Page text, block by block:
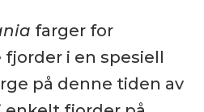
farger for
i en spesiell
på denne tiden av